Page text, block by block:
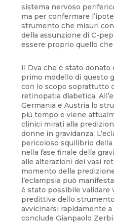
sistema nervoso
ma per confermare
strumento che misuri
della assunzione di C-
essere proprio quello che
Il Dva che è stato donato
primo modello di questo
con lo scopo soprattutto
retinopatia diabetica.
Germania e Austria lo
più tempo e viene
clinici mirati alla
donne in gravidanza.
pericoloso squilibrio
nella fase finale della
alle alterazioni dei vasi
momento della
l’eclampsia può
è stato possibile validare
predittiva dello
avvicinarsi rapidamente
conclude Gianpaolo